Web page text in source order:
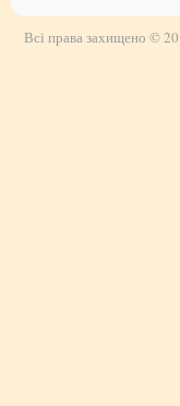
Всі права захищено ©